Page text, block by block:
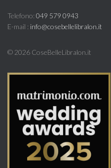
Telefono: 049 579 0943
E-mail : info@cosebellelibralon.it
© 2026 CoseBelleLibralon.it